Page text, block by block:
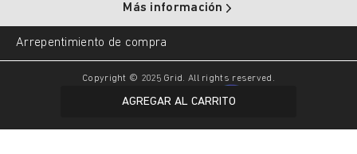
AGREGAR AL CARRITO
Más información
Arrepentimiento de compra
Copyright © 2025 Grid. All rights reserved.